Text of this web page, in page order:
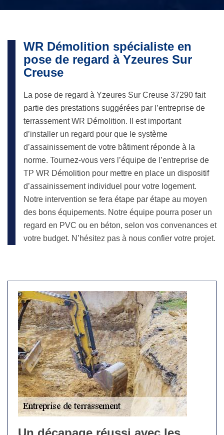
WR Démolition spécialiste en
pose de regard à Yzeures Sur
Creuse
La pose de regard à Yzeures Sur Creuse 37290 fait
partie des prestations suggérées par l’entreprise de
terrassement WR Démolition. Il est important
d’installer un regard pour que le système
d’assainissement de votre bâtiment réponde à la
norme. Tournez-vous vers l’équipe de l’entreprise de
TP WR Démolition pour mettre en place un dispositif
d’assainissement individuel pour votre logement.
Notre intervention se fera étape par étape au moyen
des bons équipements. Notre équipe pourra poser un
regard en PVC ou en béton, selon vos convenances et
votre budget. N’hésitez pas à nous confier votre projet.